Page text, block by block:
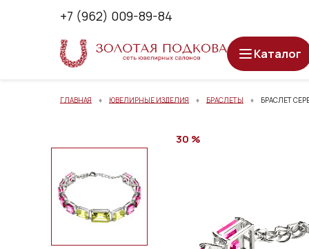
+7 (962) 009-89-84
Каталог
ГЛАВНАЯ ЮВЕЛИРНЫЕ ИЗДЕЛИЯ БРАСЛЕТЫ БРАСЛЕТ
30 %